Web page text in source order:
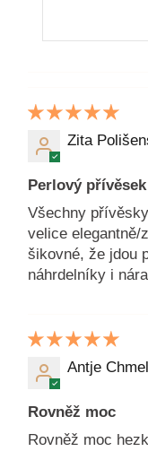
Zita
Perlový
Všechny
velice elegantně/
šikovné, že jdou
náhrdelníky i
Antje
Rovněž moc
Rovněž moc